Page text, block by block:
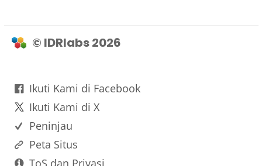
© IDRlabs 2026
Ikuti Kami di Facebook
Ikuti Kami di X
Peninjau
Peta Situs
ToS dan Privasi